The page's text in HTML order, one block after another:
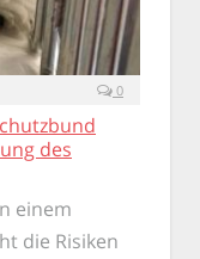
0
des
einem
die Risiken